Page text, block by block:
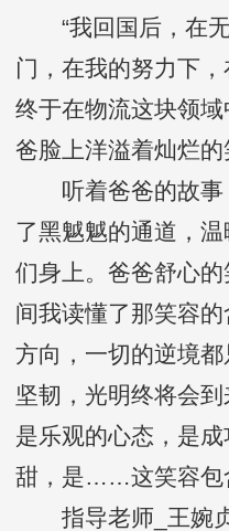
“我回国后，在无
门，在我的努力下
终于在物流这块领
爸脸上洋溢着灿烂的
听着爸爸的故事
了黑魆魆的通道，
们身上。爸爸舒心
间我读懂了那笑容
方向，一切的逆境
坚韧，光明终将会
是乐观的心态，是
甜，是……这笑容包
指导老师_王婉